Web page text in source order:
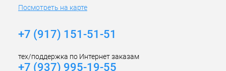
Посмотреть на карте
+7 (917) 151-51-51
тех/поддержка по Интернет заказам
+7 (937) 995-19-55